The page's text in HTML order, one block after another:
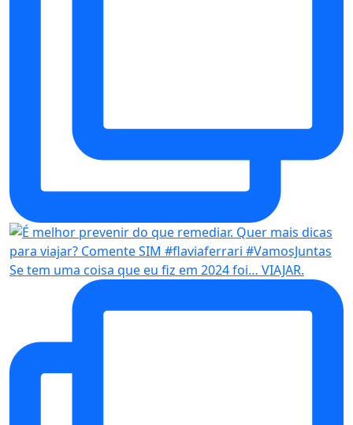
Se tem uma coisa que eu fiz em 2024 foi… VIAJAR.